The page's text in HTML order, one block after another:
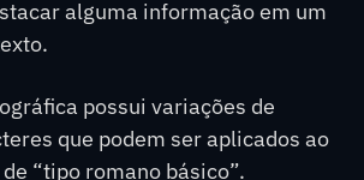
alguma informação em um
possui variações de
que podem ser aplicados ao
“tipo romano básico”.